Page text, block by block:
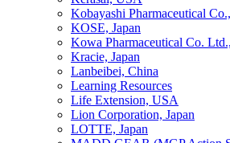
Kobayashi Pharmaceutical
KOSE, Japan
Kowa Pharmaceutical Co.
Kracie, Japan
Lanbeibei, China
Learning Resources
Life Extension, USA
Lion Corporation, Japan
LOTTE, Japan